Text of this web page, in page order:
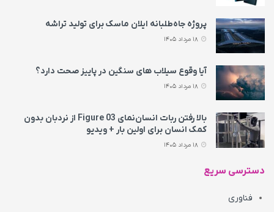
پروژه جاه‌طلبانه ایلان ماسک برای تولید تراشه
آیا وقوع سیلاب های سنگین در پاییز صحت دارد؟
بالا رفتن ربات انسان‌نمای Figure 03 از نردبان بدون
کمک انسان برای اولین بار + ویدیو
دسترسی سریع
فناوری